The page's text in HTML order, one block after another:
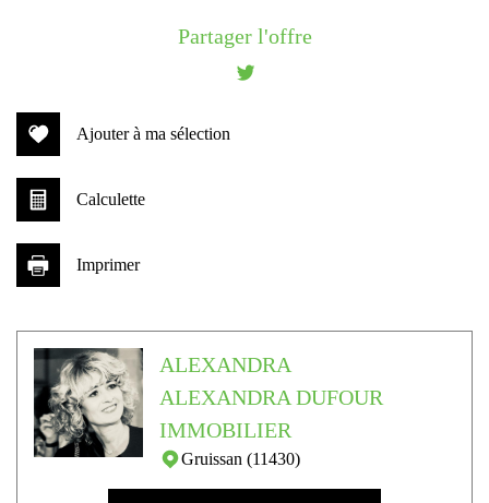
statistiques
Nombre d'habitants
Partager l'offre
Ajouter à ma sélection
Calculette
Imprimer
ALEXANDRA
ALEXANDRA DUFOUR
IMMOBILIER
Gruissan (11430)